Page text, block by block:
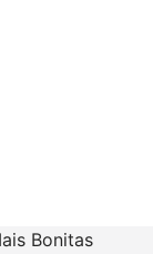
Bonitas